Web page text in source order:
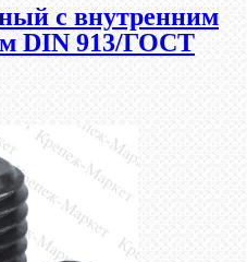
с внутренним
DIN 913/ГОСТ